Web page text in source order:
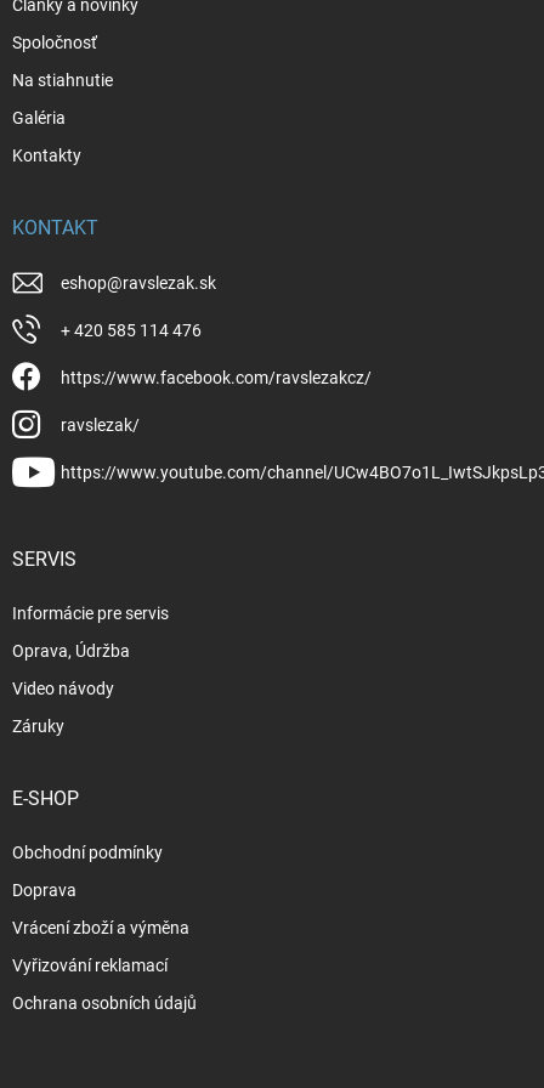
Články a novinky
Spoločnosť
Na stiahnutie
Galéria
Kontakty
KONTAKT
eshop@ravslezak.sk
+ 420 585 114 476
https://www.facebook.com/ravslezakcz/
ravslezak/
https://www.youtube.com/channel/
SERVIS
Informácie pre servis
Oprava, Údržba
Video návody
Záruky
E-SHOP
Obchodní podmínky
Doprava
Vrácení zboží a výměna
Vyřizování reklamací
Ochrana osobních údajů